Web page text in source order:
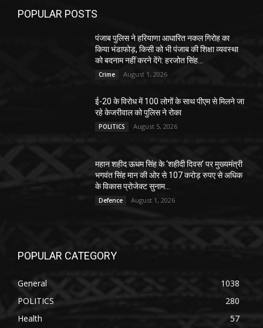
POPULAR POSTS
पंजाब पुलिस ने हरियाणा आधारित नकल गिरोह का
किया भंडाफोड़, किसी को भी पंजाब की शिक्षा व्यवस्था
को बदनाम नहीं करने देंगे: हरजोत सिंह...
Crime August 1, 2026
ई-20 के विरोध में 100 लोगों के साथ पीएम से मिलने जा
रहे केजरीवाल को पुलिस ने रोका
POLITICS August 5, 2026
महान शहीद ऊधम सिंह के ‘शहीदी दिवस’ पर मुख्यमंत्री
भगवंत सिंह मान की ओर से 107 करोड़ रुपए से अधिक
के विकास प्रोजेक्ट सुनाम...
Defence August 1, 2026
POPULAR CATEGORY
General
1038
POLITICS
280
Health
57